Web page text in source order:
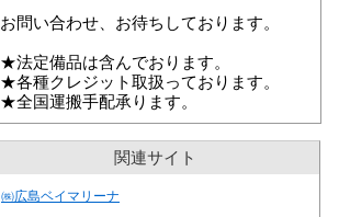
お問い合わせ、お待ちしております。
★法定備品は含んでおります。
★各種クレジット取扱っております。
★全国運搬手配承ります。
関連サイト
㈱広島ベイマリーナ